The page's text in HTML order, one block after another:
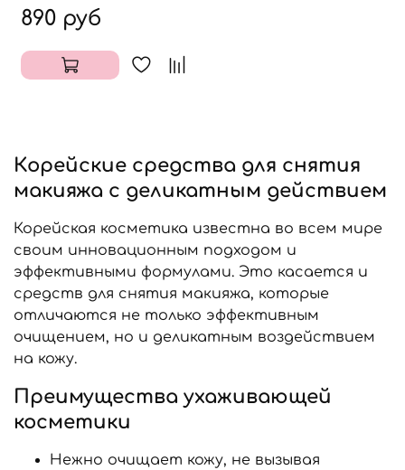
890 руб
Корейские средства для снятия
макияжа с деликатным действием
Корейская косметика известна во всем мире
своим инновационным подходом и
эффективными формулами. Это касается и
средств для снятия макияжа, которые
отличаются не только эффективным
очищением, но и деликатным воздействием
на кожу.
Преимущества ухаживающей
косметики
Нежно очищает кожу, не вызывая